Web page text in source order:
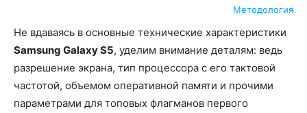
Методология
Не вдаваясь в основные технические характеристики
Samsung Galaxy S5, уделим внимание деталям: ведь
разрешение экрана, тип процессора с его тактовой
частотой, объемом оперативной памяти и прочими
параметрами для топовых флагманов первого